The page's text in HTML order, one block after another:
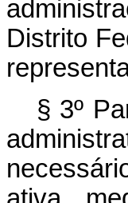
Distrito
§ 3º